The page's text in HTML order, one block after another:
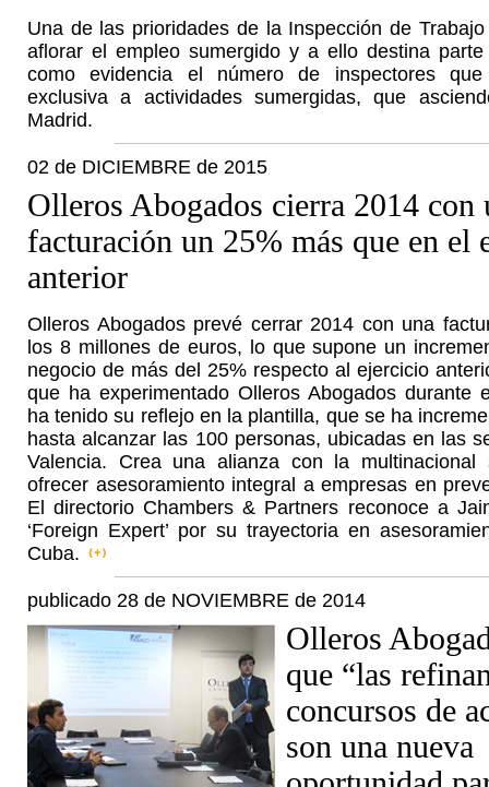
Una de las prioridades de la Inspección de
aflorar el empleo sumergido y a ello destina
como evidencia el número de inspectores
exclusiva a actividades sumergidas, que
Madrid.
02 de DICIEMBRE de 2015
Olleros Abogados cierra 2014 con
facturación un 25% más que en el
anterior
Olleros Abogados prevé cerrar 2014 con una
los 8 millones de euros, lo que supone un
negocio de más del 25% respecto al ejercicio
que ha experimentado Olleros Abogados durante
ha tenido su reflejo en la plantilla, que se ha
hasta alcanzar las 100 personas, ubicadas en las
Valencia. Crea una alianza con la multinacional
ofrecer asesoramiento integral a empresas en
El directorio Chambers & Partners reconoce a
‘Foreign Expert’ por su trayectoria en
Cuba.
publicado 28 de NOVIEMBRE de 2014
Olleros
que “las
concursos de
son una nueva